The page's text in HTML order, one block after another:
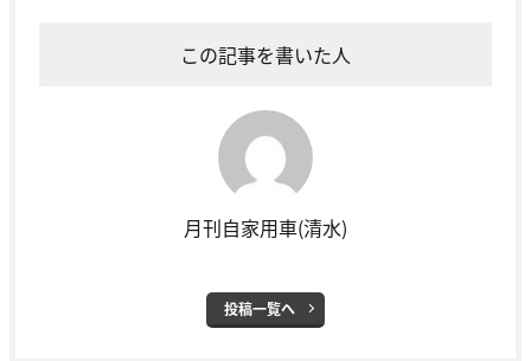
この記事を書いた人
月刊自家用車(清水)
投稿一覧へ